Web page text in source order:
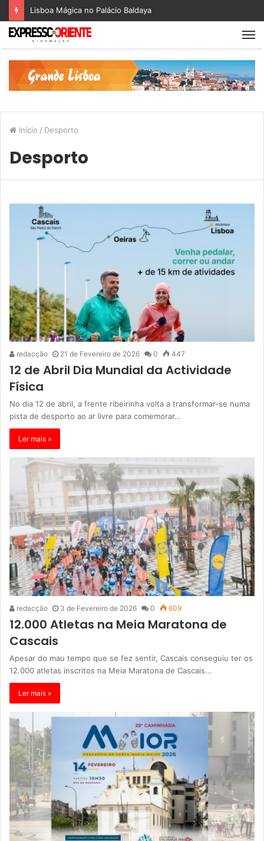
Festa de Verão dos Olivais
Início / Desporto
Desporto
redacção 21 de Fevereiro de 2026 0 447
12 de Abril Dia Mundial da Actividade
Física
No dia 12 de abril, a frente ribeirinha volta a transformar-se numa
pista de desporto ao ar livre para comemorar…
Ler mais »
redacção 3 de Fevereiro de 2026 0 609
12.000 Atletas na Meia Maratona de
Cascais
Apesar do mau tempo que se fez sentir, Cascais conseguiu ter os
12.000 atletas inscritos na Meia Maratona de Cascais…
Ler mais »